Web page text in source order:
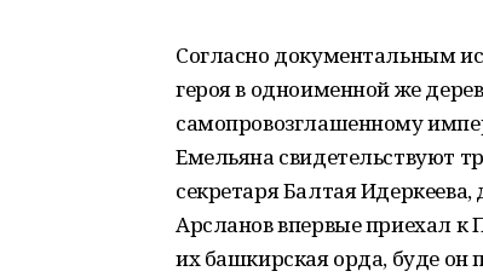
Согласно документальным
героя в одноименной же
самопровозглашенному
Емельяна свидетельствуют
секретаря Балтая
Арсланов впервые приехал к
их башкирская орда, буде он